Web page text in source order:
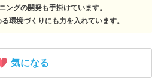
ングの開発も手掛けています。
環境づくりにも力を入れています。
気になる